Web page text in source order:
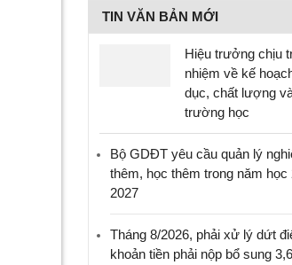
TIN VĂN BẢN MỚI
Hiệu trưởng chịu
nhiệm về kế
dục, chất lượng
trường học
Bộ GDĐT yêu cầu quản lý
thêm, học thêm trong năm học
2027
Tháng 8/2026, phải xử lý dứt
khoản tiền phải nộp bổ sung